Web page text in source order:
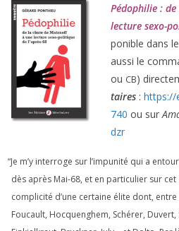
Pédophilie :
lec­ture sexo-
po­nible dans
aus­si le
ou CB)
taires : https://​
740 ou sur
dzr
“Je m’y inter­roge sur l’impunité qui a
dès après Mai-68, et en par­ti­cu­lier sur
com­pli­ci­té d’une cer­taine élite dont,
Foucault, Hocquenghem, Schérer,